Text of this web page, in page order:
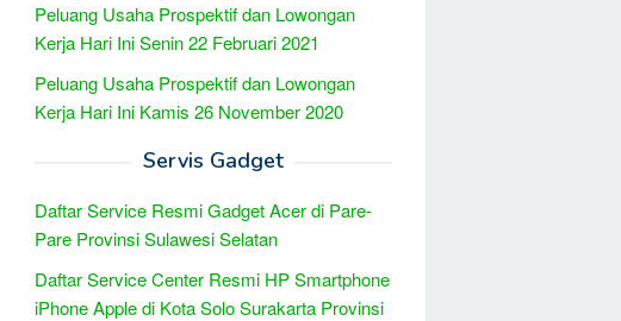
Peluang Usaha Prospektif dan Lowongan
Kerja Hari Ini Senin 22 Februari 2021
Peluang Usaha Prospektif dan Lowongan
Kerja Hari Ini Kamis 26 November 2020
Servis Gadget
Daftar Service Resmi Gadget Acer di Pare-
Pare Provinsi Sulawesi Selatan
Daftar Service Center Resmi HP Smartphone
iPhone Apple di Kota Solo Surakarta Provinsi